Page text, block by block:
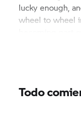
lucky enough,
wheel to wheel
no limits,
Todo